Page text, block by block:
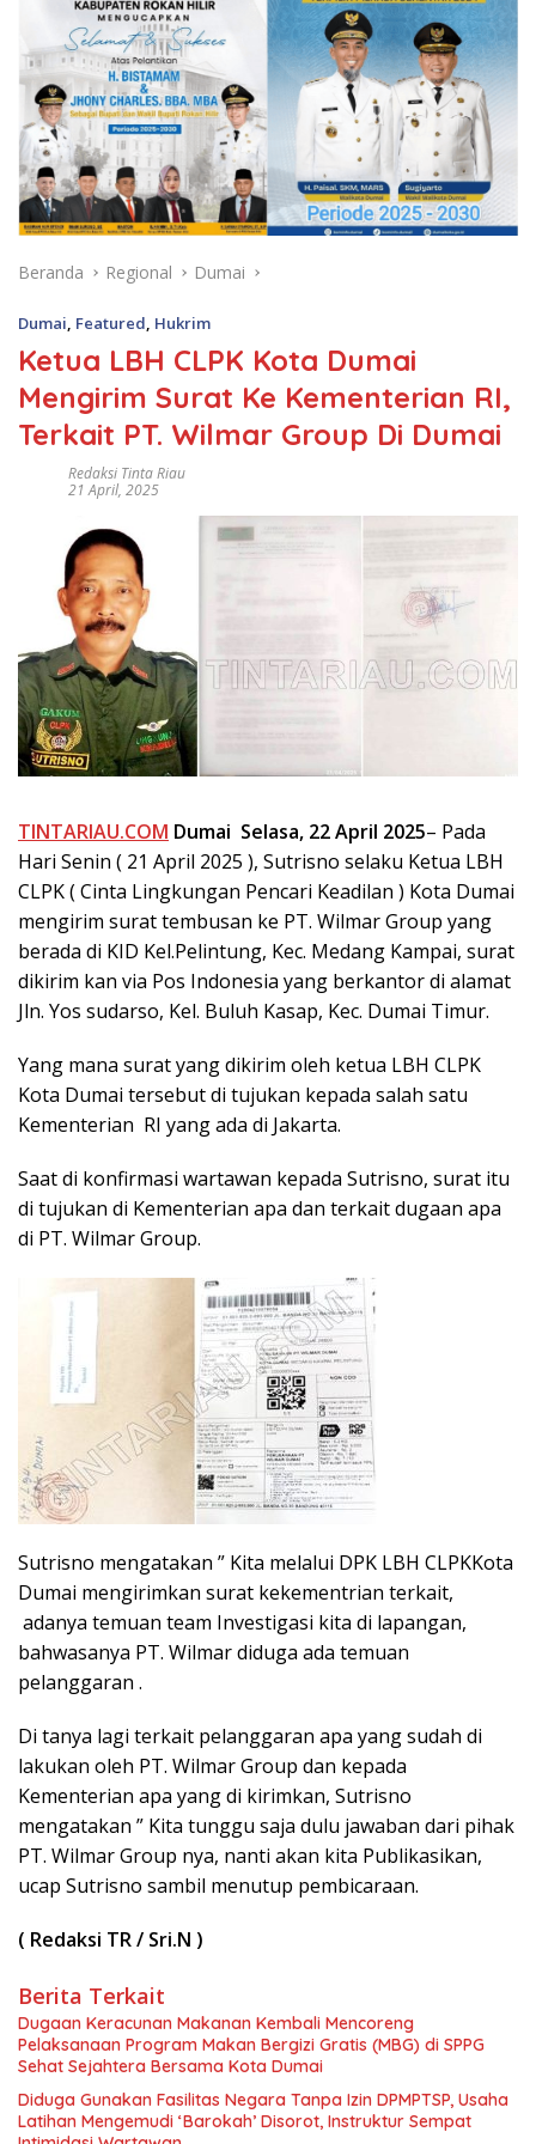
Beranda Regional Dumai
Dumai Featured Hukrim
Ketua LBH CLPK Kota Dumai
Mengirim Surat Ke Kementerian RI,
Terkait PT. Wilmar Group Di Dumai
Redaksi Tinta Riau
21 April, 2025
TINTARIAU.COM Dumai Selasa, 22 April 2025– Pada
Hari Senin ( 21 April 2025 ), Sutrisno selaku Ketua LBH
CLPK ( Cinta Lingkungan Pencari Keadilan ) Kota Dumai
mengirim surat tembusan ke PT. Wilmar Group yang
berada di KID Kel.Pelintung, Kec. Medang Kampai, surat
dikirim kan via Pos Indonesia yang berkantor di alamat
Jln. Yos sudarso, Kel. Buluh Kasap, Kec. Dumai Timur.
Yang mana surat yang dikirim oleh ketua LBH CLPK
Kota Dumai tersebut di tujukan kepada salah satu
Kementerian RI yang ada di Jakarta.
Saat di konfirmasi wartawan kepada Sutrisno, surat itu
di tujukan di Kementerian apa dan terkait dugaan apa
di PT. Wilmar Group.
Sutrisno mengatakan ” Kita melalui DPK LBH CLPKKota
Dumai mengirimkan surat kekementrian terkait,
adanya temuan team Investigasi kita di lapangan,
bahwasanya PT. Wilmar diduga ada temuan
pelanggaran .
Di tanya lagi terkait pelanggaran apa yang sudah di
lakukan oleh PT. Wilmar Group dan kepada
Kementerian apa yang di kirimkan, Sutrisno
mengatakan ” Kita tunggu saja dulu jawaban dari pihak
PT. Wilmar Group nya, nanti akan kita Publikasikan,
ucap Sutrisno sambil menutup pembicaraan.
( Redaksi TR / Sri.N )
Berita Terkait
Dugaan Keracunan Makanan Kembali Mencoreng
Pelaksanaan Program Makan Bergizi Gratis (MBG) di SPPG
Sehat Sejahtera Bersama Kota Dumai
Diduga Gunakan Fasilitas Negara Tanpa Izin DPMPTSP, Usaha
Latihan Mengemudi ‘Barokah’ Disorot, Instruktur Sempat